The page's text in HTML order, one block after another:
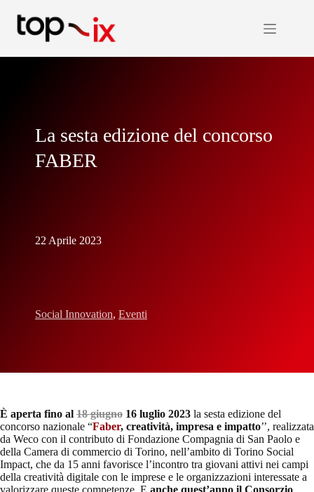
contenuto
La sesta edizione del concorso
FABER
22 Aprile 2023
Social Innovation, Eventi
È aperta fino al 18 giugno 16 luglio 2023 la sesta edizione del
concorso nazionale “Faber, creatività, impresa e impatto’’, realizzata
da Weco con il contributo di Fondazione Compagnia di San Paolo e
della Camera di commercio di Torino, nell’ambito di Torino Social
Impact, che da 15 anni favorisce l’incontro tra giovani attivi nei campi
della creatività digitale con le imprese e le organizzazioni interessate a
valorizzare queste competenze. E anche quest’anno il Consorzio